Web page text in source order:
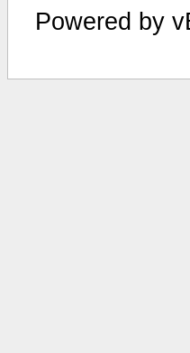
Powered by